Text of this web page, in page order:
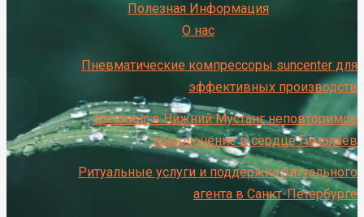
Полезная Информация
О нас
Пневматические компрессоры suncenter для
эффективных производств
Треккинг в Нижний Мустанг неповторимое
приключение в сердце Гималаев
Ритуальные услуги и поддержка ритуального
агента в Санкт-Петербурге